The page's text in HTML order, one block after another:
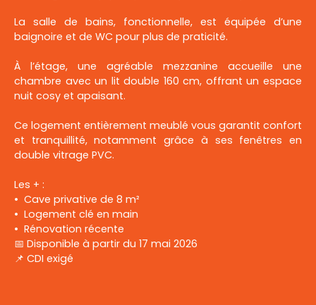
La salle de bains, fonctionnelle, est équipée d’une
baignoire et de WC pour plus de praticité.
À l’étage, une agréable mezzanine accueille une
chambre avec un lit double 160 cm, offrant un espace
nuit cosy et apaisant.
Ce logement entièrement meublé vous garantit confort
et tranquillité, notamment grâce à ses fenêtres en
double vitrage PVC.
Les + :
Cave privative de 8 m²
Logement clé en main
Rénovation récente
📅 Disponible à partir du 17 mai 2026
📌 CDI exigé